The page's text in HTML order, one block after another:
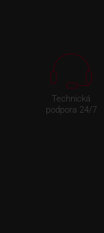
Technická
podpora 24/7